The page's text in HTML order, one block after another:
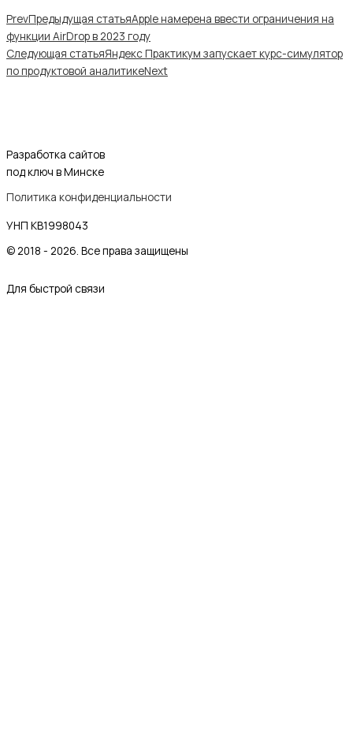
PrevПредыдущая статьяApple намерена ввести ограничения на
функции AirDrop в 2023 году
Следующая статьяЯндекс Практикум запускает курс-симулятор
по продуктовой аналитикеNext
Разработка сайтов
под ключ в Минске
Политика конфиденциальности
УНП KB1998043
© 2018 - 2026. Все права защищены
Для быстрой связи